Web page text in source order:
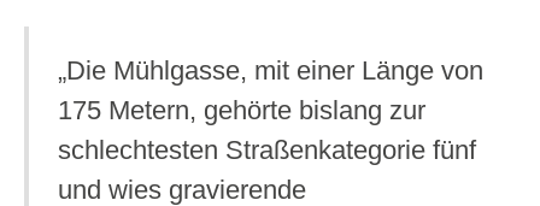
„Die Mühlgasse, mit einer Länge von
175 Metern, gehörte bislang zur
schlechtesten Straßenkategorie fünf
und wies gravierende